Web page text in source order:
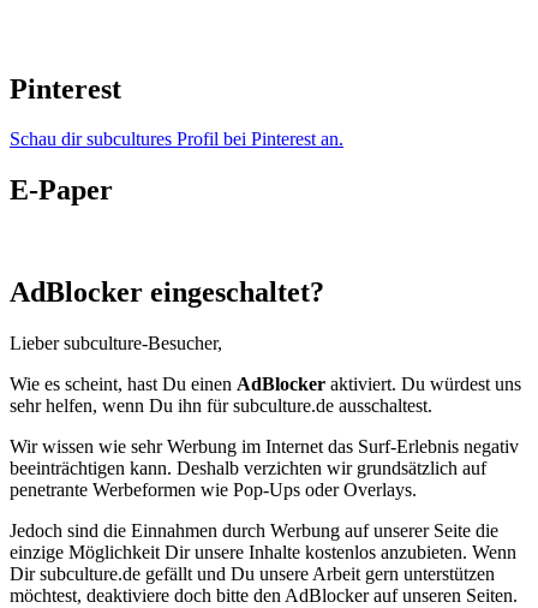
Pinterest
Schau dir subcultures Profil bei Pinterest an.
E-Paper
AdBlocker eingeschaltet?
Lieber subculture-Besucher,
Wie es scheint, hast Du einen AdBlocker aktiviert. Du würdest uns
sehr helfen, wenn Du ihn für subculture.de ausschaltest.
Wir wissen wie sehr Werbung im Internet das Surf-Erlebnis negativ
beeinträchtigen kann. Deshalb verzichten wir grundsätzlich auf
penetrante Werbeformen wie Pop-Ups oder Overlays.
Jedoch sind die Einnahmen durch Werbung auf unserer Seite die
einzige Möglichkeit Dir unsere Inhalte kostenlos anzubieten. Wenn
Dir subculture.de gefällt und Du unsere Arbeit gern unterstützen
möchtest, deaktiviere doch bitte den AdBlocker auf unseren Seiten.